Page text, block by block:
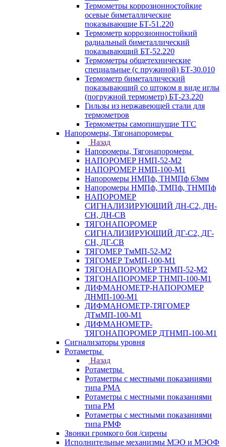
Термометры коррозионностойкие
осевые биметаллические
показывающие БТ-51.220
Термометр коррозионностойкий
радиальный биметаллический
показывающий БТ-52.220
Термометры общетехнические
специальные (с пружиной) БТ-30.010
Термометр биметаллический
показывающий со штоком в виде иглы
(погружной термометр) БТ-23.220
Гильзы из нержавеющей стали для
термометров
Термометры самопишущие ТГС
Напоромеры, Тягонапоромеры
Назад
Напоромеры, Тягонапоромеры
НАПОРОМЕР НМП-52-М2
НАПОРОМЕР НМП-100-М1
Напоромеры НМПф, ТНМПф 63мм
Напоромеры НМПф, ТМПф, ТНМПф
НАПОРОМЕР
СИГНАЛИЗИРУЮЩИЙ ДН-С2, ДН-
СН, ДН-СВ
ТЯГОНАПОРОМЕР
СИГНАЛИЗИРУЮЩИЙ ДГ-С2, ДГ-
СН, ДГ-СВ
ТЯГОМЕР ТмМП-52-М2
ТЯГОМЕР ТмМП-100-М1
ТЯГОНАПОРОМЕР ТНМП-52-М2
ТЯГОНАПОРОМЕР ТНМП-100-М1
ДИФМАНОМЕТР-НАПОРОМЕР
ДНМП-100-М1
ДИФМАНОМЕТР-ТЯГОМЕР
ДТмМП-100-М1
ДИФМАНОМЕТР-
ТЯГОНАПОРОМЕР ДТНМП-100-М1
Сигнализаторы уровня
Ротаметры
Назад
Ротаметры
Ротаметры с местными показаниями
типа РМА
Ротаметры с местными показаниями
типа РМ
Ротаметры с местными показаниями
типа РМФ
Звонки громкого боя /сирены
Исполнительные механизмы МЭО и МЭОФ